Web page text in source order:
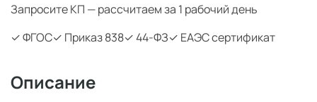
Запросите КП — рассчитаем за 1 рабочий день
✓ ФГОС✓ Приказ 838✓ 44-ФЗ✓ ЕАЭС сертификат
Описание